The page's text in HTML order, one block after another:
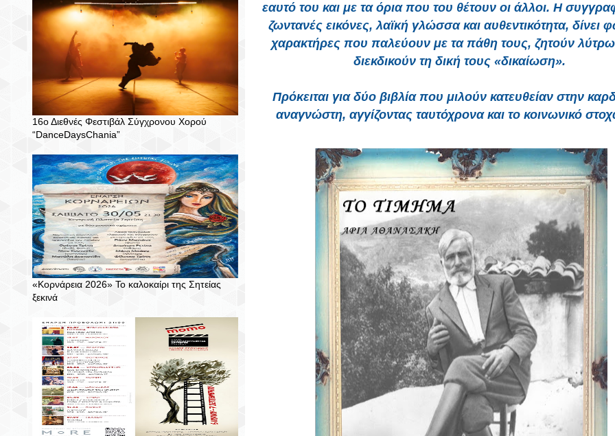
16ο Διεθνές Φεστιβάλ Σύγχρονου Χορού
“DanceDaysChania”
«Κορνάρεια 2026» Το καλοκαίρι της Σητείας
ξεκινά
εαυτό του και με τα όρια που του θέτουν οι άλλοι. Η
ζωντανές εικόνες, λαϊκή γλώσσα και αυθεντικότητα, δίνει
χαρακτήρες που παλεύουν με τα πάθη τους, ζητούν
διεκδικούν τη δική τους «δικαίωση».
Πρόκειται για δύο βιβλία που μιλούν κατευθείαν στην
αναγνώστη, αγγίζοντας ταυτόχρονα και το κοινωνικό